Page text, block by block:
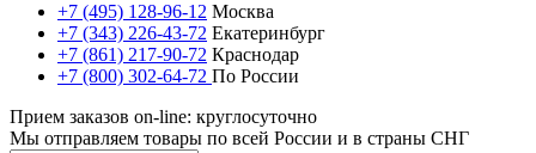
+7 (495) 128-96-12 Москва
+7 (343) 226-43-72 Екатеринбург
+7 (861) 217-90-72 Краснодар
+7 (800) 302-64-72 По России
Прием заказов on-line: круглосуточно
Мы отправляем товары по всей России и в страны СНГ